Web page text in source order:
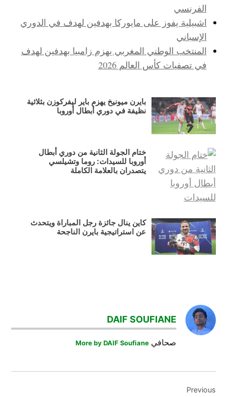
الفرنسي
اشبيلية يفوز على مايوركا بهدفين لهدف في الدوري
الإسباني
المنتخب الوطني المغربي يهزم زامبيا بهدفين لهدف
في تصفيات كأس العالم 2026
بايرن ميونيخ يهزم باير ليفركوزن بثلاثية
نظيفة في دوري أبطال أوروبا
ختام الجولة الثانية من دوري أبطال
أوروبا للسيدات: روما وتشيلسي
يتصدران بالعلامة الكاملة
كاين ينال جائزة رجل المباراة ويتحدث
عن استراتيجية بايرن الناجحة
المغرب
المنتخب
المغربي
العالم
DAIF SOUFIANE
صحافيMore by DAIF Soufiane
Previous